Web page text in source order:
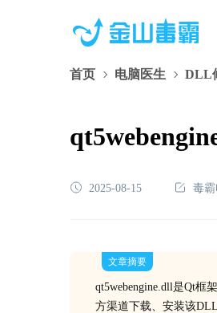
首页 电脑医生 DLL
2025-08-15 毒
文章摘要
qt5webengine.dll是Qt框
方渠道下载、安装该